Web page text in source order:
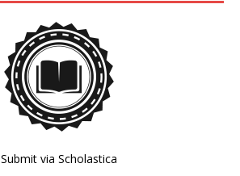
Submit via Scholastica